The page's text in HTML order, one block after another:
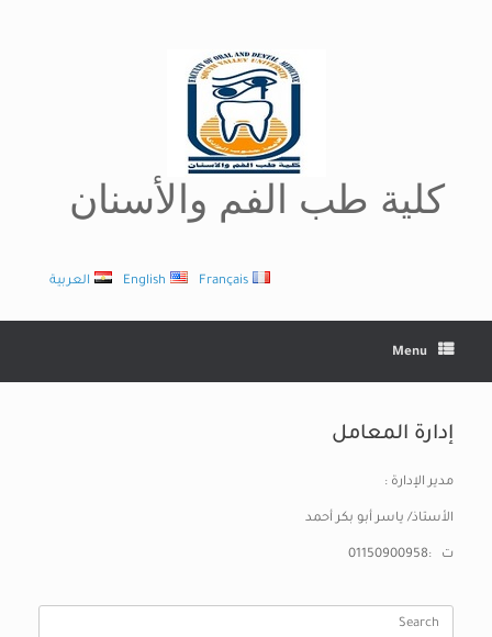
كلية طب الفم والأسنان
العربية English Français
Menu
إدارة المعامل
مدير الإدارة :
الأستاذ/ ياسر أبو بكر أحمد
ت :01150900958